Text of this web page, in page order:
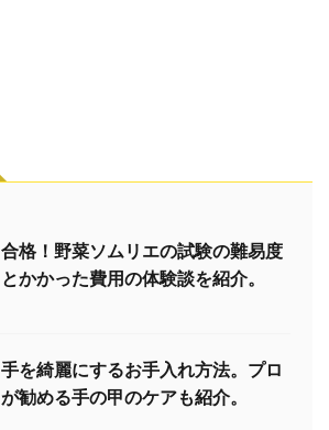
合格！野菜ソムリエの試験の難易度
とかかった費用の体験談を紹介。
手を綺麗にするお手入れ方法。プロ
が勧める手の甲のケアも紹介。